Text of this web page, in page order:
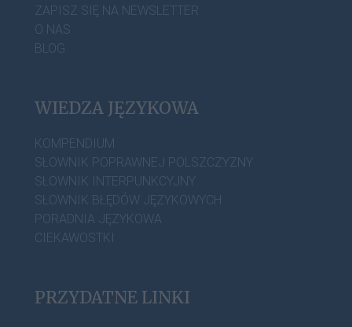
ZAPISZ SIĘ NA NEWSLETTER
O NAS
BLOG
WIEDZA JĘZYKOWA
KOMPENDIUM
SŁOWNIK POPRAWNEJ POLSZCZYZNY
SŁOWNIK INTERPUNKCYJNY
SŁOWNIK BŁĘDÓW JĘZYKOWYCH
PORADNIA JĘZYKOWA
CIEKAWOSTKI
PRZYDATNE LINKI